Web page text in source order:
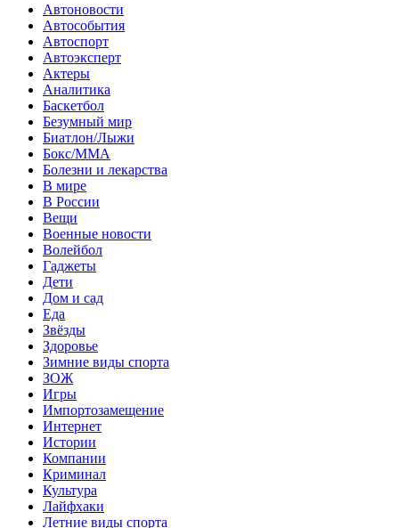
Автоновости
Автособытия
Автоспорт
Автоэксперт
Актеры
Аналитика
Баскетбол
Безумный мир
Биатлон/Лыжи
Бокс/MMA
Болезни и лекарства
В мире
В России
Вещи
Военные новости
Волейбол
Гаджеты
Дети
Дом и сад
Еда
Звёзды
Здоровье
Зимние виды спорта
ЗОЖ
Игры
Импортозамещение
Интернет
Истории
Компании
Криминал
Культура
Лайфхаки
Летние виды спорта